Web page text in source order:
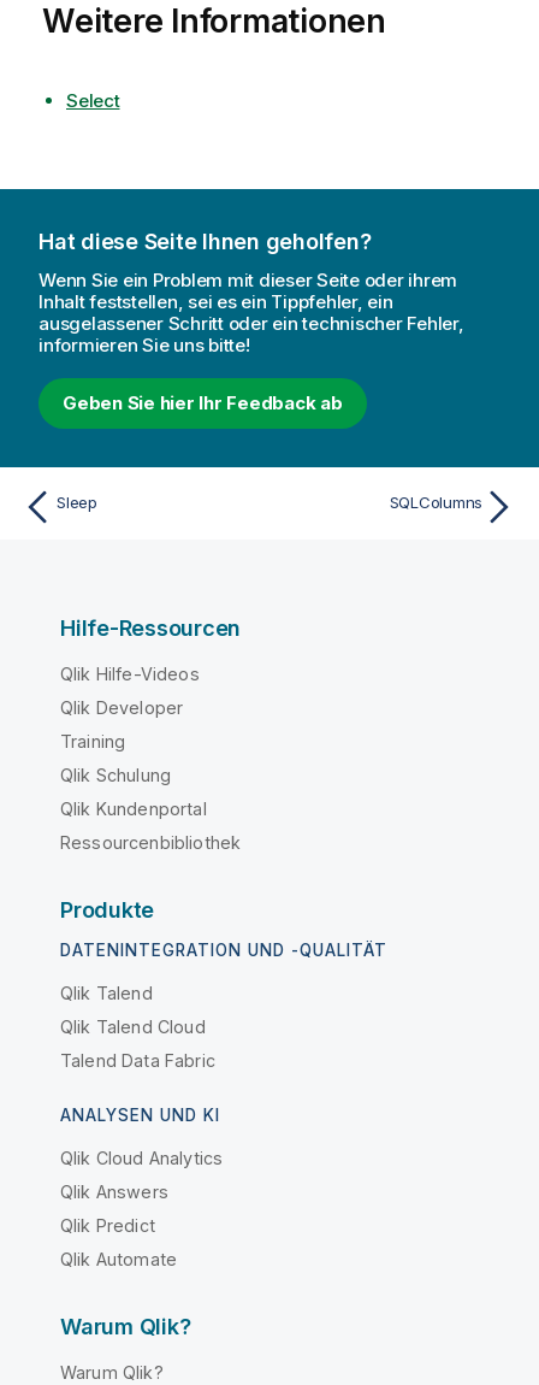
Weitere Informationen
Select
Hat diese Seite Ihnen geholfen?
Wenn Sie ein Problem mit dieser Seite oder ihrem
Inhalt feststellen, sei es ein Tippfehler, ein
ausgelassener Schritt oder ein technischer Fehler,
informieren Sie uns bitte!
Geben Sie hier Ihr Feedback ab
Sleep SQLColumns
Hilfe-Ressourcen
Qlik Hilfe-Videos
Qlik Developer
Training
Qlik Schulung
Qlik Kundenportal
Ressourcenbibliothek
Produkte
DATENINTEGRATION UND -QUALITÄT
Qlik Talend
Qlik Talend Cloud
Talend Data Fabric
ANALYSEN UND KI
Qlik Cloud Analytics
Qlik Answers
Qlik Predict
Qlik Automate
Warum Qlik?
Warum Qlik?